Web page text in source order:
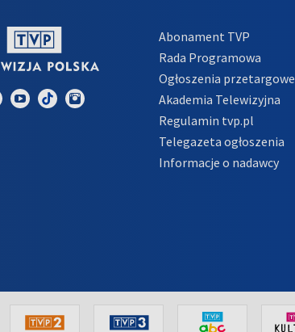
Abonament TVP
Rada Programowa
Ogłoszenia przetargowe
Akademia Telewizyjna
Regulamin tvp.pl
Telegazeta ogłoszenia
Informacje o nadawcy